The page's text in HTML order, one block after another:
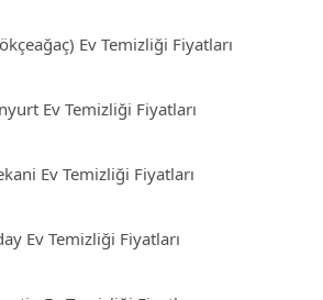
Ev Temizliği Fiyatları
Ev Temizliği Fiyatları
Ev Temizliği Fiyatları
Ev Temizliği Fiyatları